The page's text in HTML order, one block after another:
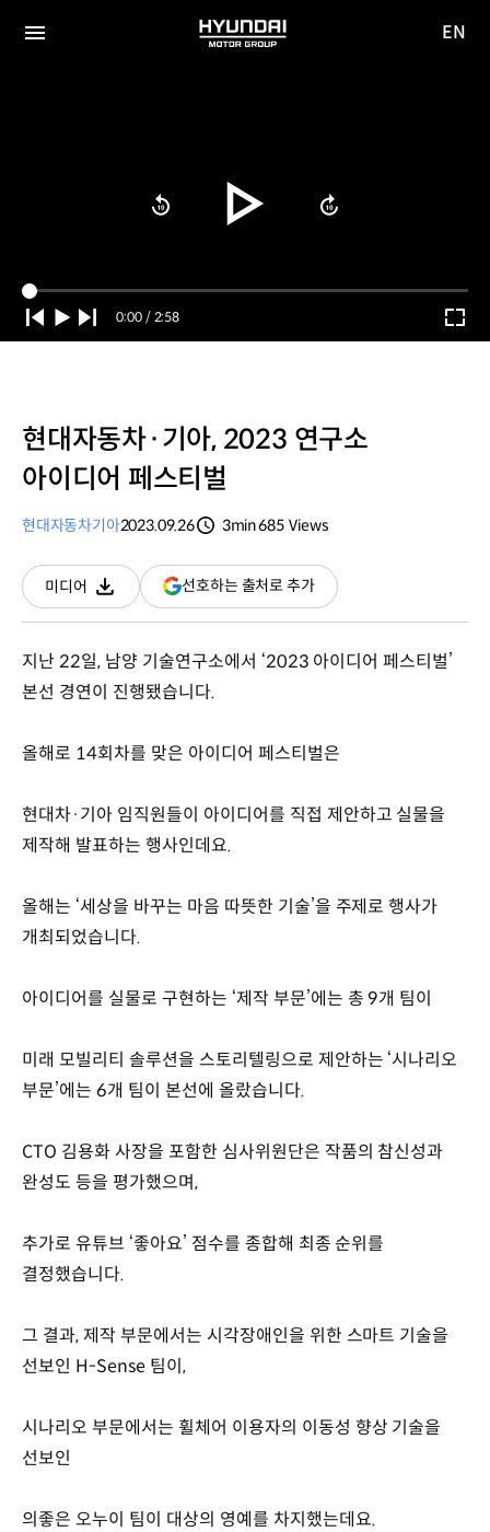
HYUNDAI
EN
Current
Time
0:00 / Duration
2:58
현대자동차·기아, 2023 연구소
아이디어 페스티벌
현대자동차기아2023.09.26
3min685 Views
미디어
다운로드
선호하는 출처로 추가(새
창
지난 22일, 남양 기술연구소에서 ‘2023 아이디어 페스티벌’
본선 경연이 진행됐습니다.
올해로 14회차를 맞은 아이디어 페스티벌은
현대차·기아 임직원들이 아이디어를 직접 제안하고 실물을
제작해 발표하는 행사인데요.
올해는 ‘세상을 바꾸는 마음 따뜻한 기술’을 주제로 행사가
개최되었습니다.
아이디어를 실물로 구현하는 ‘제작 부문’에는 총 9개 팀이
미래 모빌리티 솔루션을 스토리텔링으로 제안하는 ‘시나리오
부문’에는 6개 팀이 본선에 올랐습니다.
CTO 김용화 사장을 포함한 심사위원단은 작품의 참신성과
완성도 등을 평가했으며,
추가로 유튜브 ‘좋아요’ 점수를 종합해 최종 순위를
결정했습니다.
그 결과, 제작 부문에서는 시각장애인을 위한 스마트 기술을
선보인 H-Sense 팀이,
시나리오 부문에서는 휠체어 이용자의 이동성 향상 기술을
선보인
의좋은 오누이 팀이 대상의 영예를 차지했는데요.